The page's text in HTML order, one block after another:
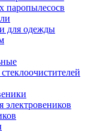
паропылесосв
для одежды
электровеников